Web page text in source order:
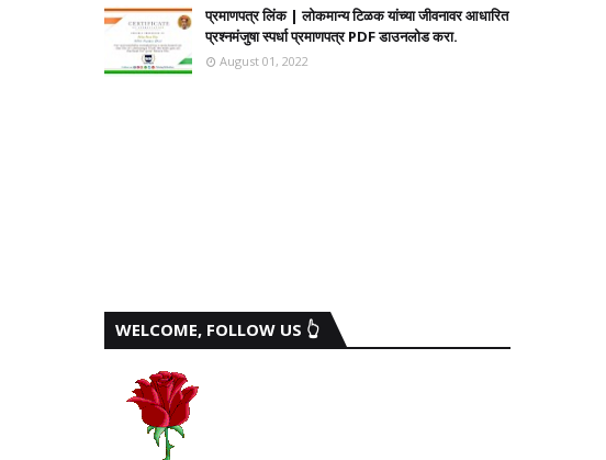
प्रमाणपत्र लिंक | लोकमान्य टिळक यांच्या जीवनावर आधारित
प्रश्नमंजुषा स्पर्धा प्रमाणपत्र PDF डाउनलोड करा.
August 01, 2022
WELCOME, FOLLOW US 👆